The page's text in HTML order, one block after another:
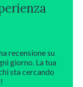
recensione su
giorno. La tua
sta cercando